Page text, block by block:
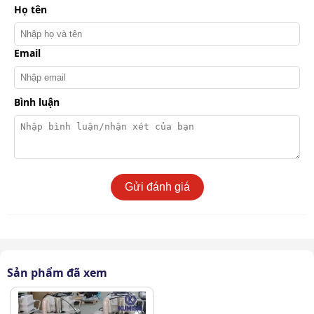
2. Chịu nhiệt 300०C siêu bền bỉ
Vật liệu cao cấp: Máy sử dụng thùng chứa và khung
máy làm từ inox chống han gỉ, chịu nhiệt tốt, thích
Họ tên
Email
Bình luận
Gửi đánh giá
Sản phẩm đã xem